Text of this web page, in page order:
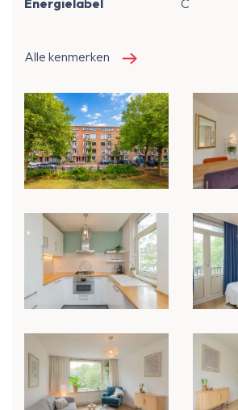
Energielabel C
Alle kenmerken